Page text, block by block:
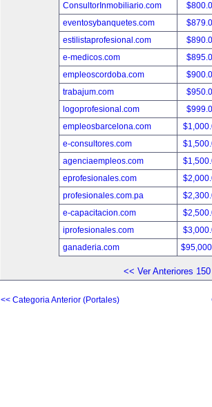
ConsultorInmobiliario.com
eventosybanquetes.com
estilistaprofesional.com
e-medicos.com
empleoscordoba.com
trabajum.com
logoprofesional.com
empleosbarcelona.com
e-consultores.com
agenciaempleos.com
eprofesionales.com
profesionales.com.pa
e-capacitacion.com
iprofesionales.com
ganaderia.com
<< Ver Anteriores 150
<< Categoria Anterior (Portales)